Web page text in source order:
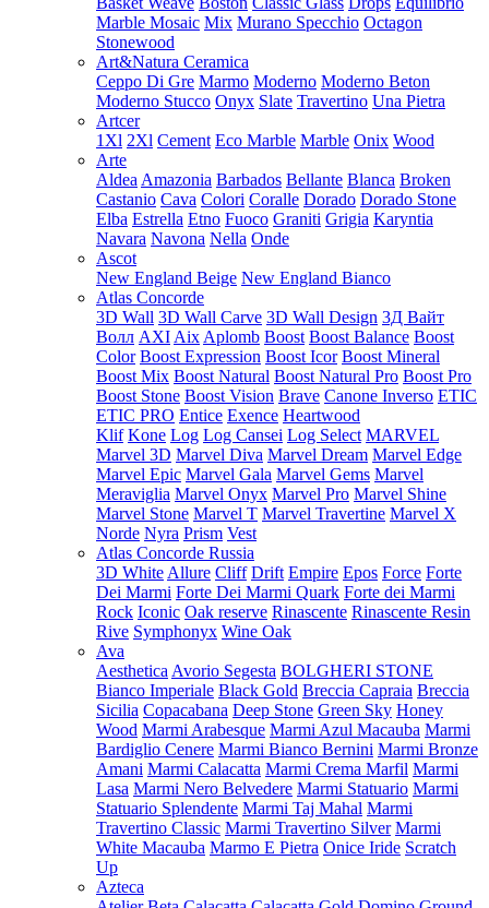
Marble Mosaic Mix Murano Specchio Octagon
Stonewood
Art&Natura Ceramica
Ceppo Di Gre Marmo Moderno Moderno Beton
Moderno Stucco Onyx Slate Travertino Una Pietra
Artcer
1Xl 2Xl Cement Eco Marble Marble Onix Wood
Arte
Aldea Amazonia Barbados Bellante Blanca Broken
Castanio Cava Colori Coralle Dorado Dorado Stone
Elba Estrella Etno Fuoco Graniti Grigia Karyntia
Navara Navona Nella Onde
Ascot
New England Beige New England Bianco
Atlas Concorde
3D Wall 3D Wall Carve 3D Wall Design 3Д Вайт
Волл AXI Aix Aplomb Boost Boost Balance Boost
Color Boost Expression Boost Icor Boost Mineral
Boost Mix Boost Natural Boost Natural Pro Boost Pro
Boost Stone Boost Vision Brave Canone Inverso ETIC
ETIC PRO Entice Exence Heartwood
Klif Kone Log Log Cansei Log Select MARVEL
Marvel 3D Marvel Diva Marvel Dream Marvel Edge
Marvel Epic Marvel Gala Marvel Gems Marvel
Meraviglia Marvel Onyx Marvel Pro Marvel Shine
Marvel Stone Marvel T Marvel Travertine Marvel X
Norde Nyra Prism Vest
Atlas Concorde Russia
3D White Allure Cliff Drift Empire Epos Force Forte
Dei Marmi Forte Dei Marmi Quark Forte dei Marmi
Rock Iconic Oak reserve Rinascente Rinascente Resin
Rive Symphonyx Wine Oak
Ava
Aesthetica Avorio Segesta BOLGHERI STONE
Bianco Imperiale Black Gold Breccia Capraia Breccia
Sicilia Copacabana Deep Stone Green Sky Honey
Wood Marmi Arabesque Marmi Azul Macauba Marmi
Bardiglio Cenere Marmi Bianco Bernini Marmi Bronze
Amani Marmi Calacatta Marmi Crema Marfil Marmi
Lasa Marmi Nero Belvedere Marmi Statuario Marmi
Statuario Splendente Marmi Taj Mahal Marmi
Travertino Classic Marmi Travertino Silver Marmi
White Macauba Marmo E Pietra Onice Iride Scratch
Up
Azteca